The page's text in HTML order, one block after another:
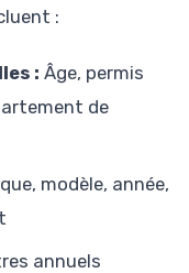
:
: Âge, permis
de
modèle, année,
annuels